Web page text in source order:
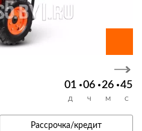
01 06 26 45
Д Ч М С
Рассрочка/кредит